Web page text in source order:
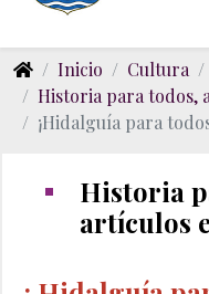
Inicio Cultura
Historia para todos,
¡Hidalguía para
Historia
artículos